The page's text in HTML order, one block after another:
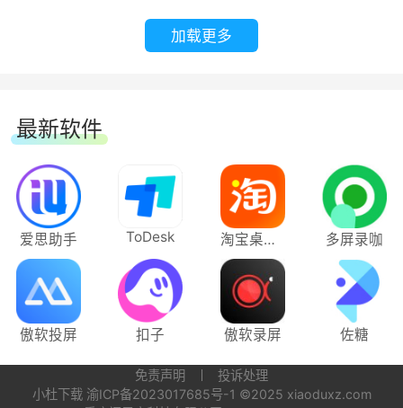
加载更多
最新软件
爱思助手 ToDesk 淘宝桌面版 多屏录咖
傲软投屏 扣子 傲软录屏 佐糖
免责声明
投诉处理
小杜下载 渝ICP备2023017685号-1 ©2025 xiaoduxz.com